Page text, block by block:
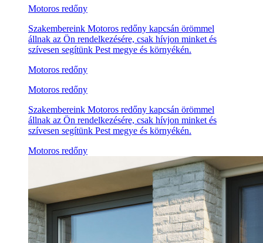
Motoros redőny
Szakembereink Motoros redőny kapcsán örömmel
állnak az Ön rendelkezésére, csak hívjon minket és
szívesen segítünk Pest megye és környékén.
Motoros redőny
Motoros redőny
Szakembereink Motoros redőny kapcsán örömmel
állnak az Ön rendelkezésére, csak hívjon minket és
szívesen segítünk Pest megye és környékén.
Motoros redőny